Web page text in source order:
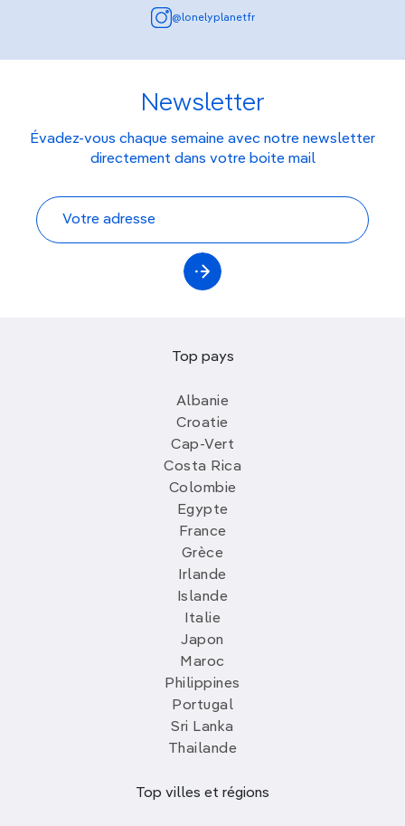
@lonelyplanetfr
Newsletter
Évadez-vous chaque semaine avec notre newsletter
directement dans votre boite mail
Top pays
Albanie
Croatie
Cap-Vert
Costa Rica
Colombie
Egypte
France
Grèce
Irlande
Islande
Italie
Japon
Maroc
Philippines
Portugal
Sri Lanka
Thailande
Top villes et régions